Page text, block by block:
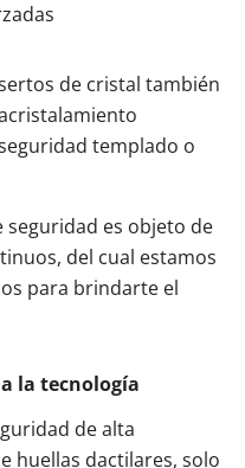
de cristal también
templado o
seguridad es objeto de
del cual estamos
para brindarte el
la tecnología
de alta
huellas dactilares, solo